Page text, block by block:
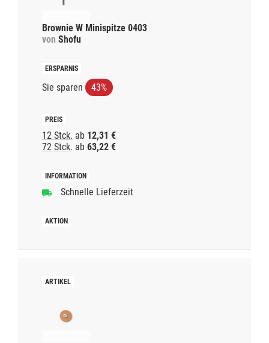
Brownie W Minispitze 0403
von Shofu
Sie sparen 43%
12 Stck. ab 12,31 €
72 Stck. ab 63,22 €
Schnelle Lieferzeit